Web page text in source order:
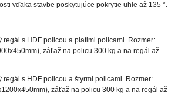
vďaka stavbe poskytujúce pokrytie uhle až 135 °.
regál s HDF policou a piatimi policami. Rozmer:
záťaž na policu 300 kg a na regál až
regál s HDF policou a štyrmi policami. Rozmer:
záťaž na policu 300 kg a na regál až